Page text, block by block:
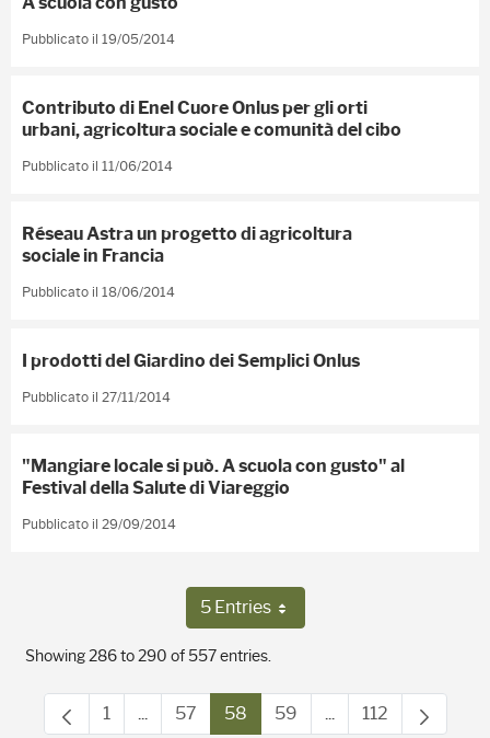
Pubblicato il 19/05/2014
Contributo di Enel Cuore Onlus per gli orti
urbani, agricoltura sociale e comunità del cibo
Pubblicato il 11/06/2014
Réseau Astra un progetto di agricoltura
sociale in Francia
Pubblicato il 18/06/2014
I prodotti del Giardino dei Semplici Onlus
Pubblicato il 27/11/2014
"Mangiare locale si può. A scuola con gusto" al
Festival della Salute di Viareggio
Pubblicato il 29/09/2014
5 EntriesPer Page
Showing 286 to 290 of 557 entries.
Page
1 ...Intermediate Pages Use TAB to navigate.
Page
57 Page
58 Page
59 ...Intermediate
Page
112